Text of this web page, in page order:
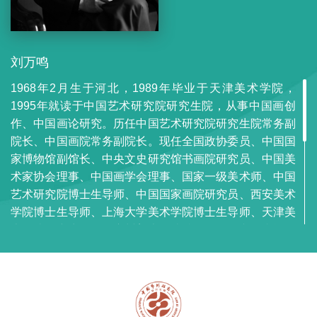
刘万鸣
1968年2月生于河北，1989年毕业于天津美术学院，
1995年就读于中国艺术研究院研究生院，从事中国画创
作、中国画论研究。历任中国艺术研究院研究生院常务副
院长、中国画院常务副院长。现任全国政协委员、中国国
家博物馆副馆长、中央文史研究馆书画院研究员、中国美
术家协会理事、中国画学会理事、国家一级美术师、中国
艺术研究院博士生导师、中国国家画院研究员、西安美术
学院博士生导师、上海大学美术学院博士生导师、天津美
会顾问、2012年获中国青年艺术家提名奖、2014年入选
国家百千万人才工程被国家授予“有突出贡献中青年专